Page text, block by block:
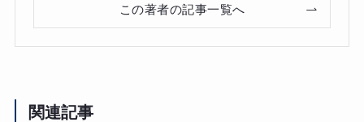
この著者の記事一覧へ
関連記事